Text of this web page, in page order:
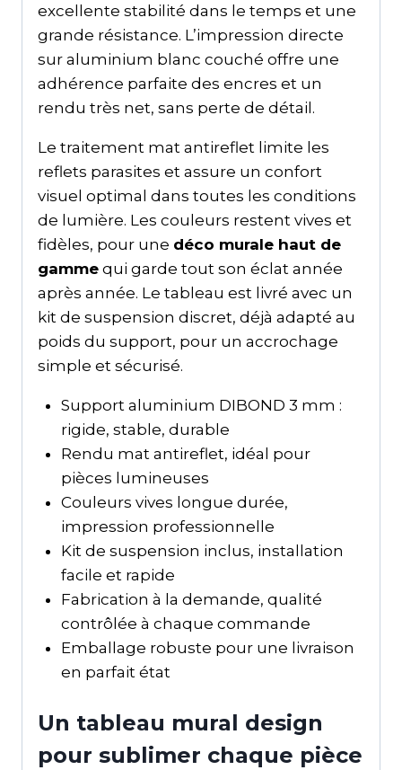
excellente stabilité dans le temps et une
grande résistance. L’impression directe
sur aluminium blanc couché offre une
adhérence parfaite des encres et un
rendu très net, sans perte de détail.
Le traitement mat antireflet limite les
reflets parasites et assure un confort
visuel optimal dans toutes les conditions
de lumière. Les couleurs restent vives et
fidèles, pour une déco murale haut de
gamme qui garde tout son éclat année
après année. Le tableau est livré avec un
kit de suspension discret, déjà adapté au
poids du support, pour un accrochage
simple et sécurisé.
Support aluminium DIBOND 3 mm :
rigide, stable, durable
Rendu mat antireflet, idéal pour
pièces lumineuses
Couleurs vives longue durée,
impression professionnelle
Kit de suspension inclus, installation
facile et rapide
Fabrication à la demande, qualité
contrôlée à chaque commande
Emballage robuste pour une livraison
en parfait état
Un tableau mural design
pour sublimer chaque pièce